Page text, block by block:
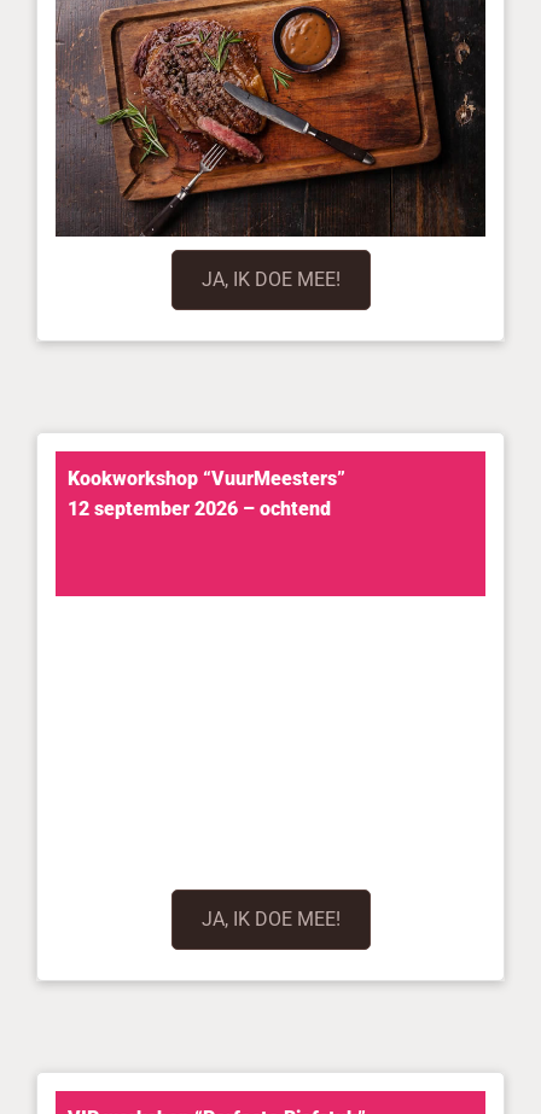
JA, IK DOE MEE!
Kookworkshop “VuurMeesters”
12 september 2026 – ochtend
JA, IK DOE MEE!